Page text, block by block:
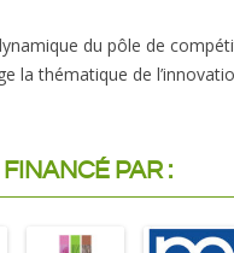
du pôle de
la thématique de
PAR :